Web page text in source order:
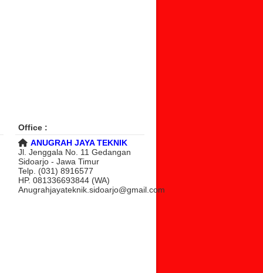
Office :
ANUGRAH JAYA TEKNIK
Jl. Jenggala No. 11 Gedangan
Sidoarjo - Jawa Timur
Telp. (031) 8916577
HP. 081336693844 (WA)
Anugrahjayateknik.sidoarjo@gmail.com